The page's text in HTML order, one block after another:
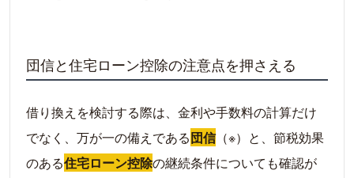
団信と住宅ローン控除の注意点を押さえる
借り換えを検討する際は、金利や手数料の計算だけ
でなく、万が一の備えである団信（※）と、節税効果
のある住宅ローン控除の継続条件についても確認が